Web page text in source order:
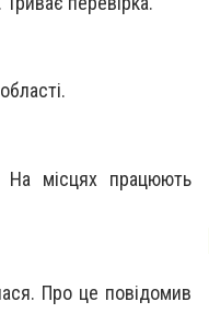
На місцях працюють
Про це повідомив